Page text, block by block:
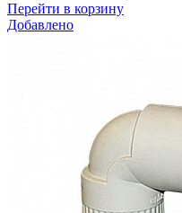
Перейти в корзину
Добавлено